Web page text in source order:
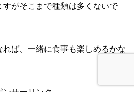
がそこまで種類は多くないで
ば、一緒に食事も楽しめるかな